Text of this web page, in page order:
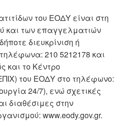
του ΕΟΔΥ είναι στη
και των επαγγελματιών
διευκρίνιση ή
210 5212178 και
και το Κέντρο
του ΕΟΔΥ στο τηλέφωνο:
24/7), ενώ σχετικές
διαθέσιμες στην
www.eody.gov.gr.